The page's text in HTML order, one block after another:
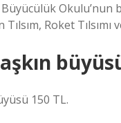
Büyücülük
Roket
150 TL.